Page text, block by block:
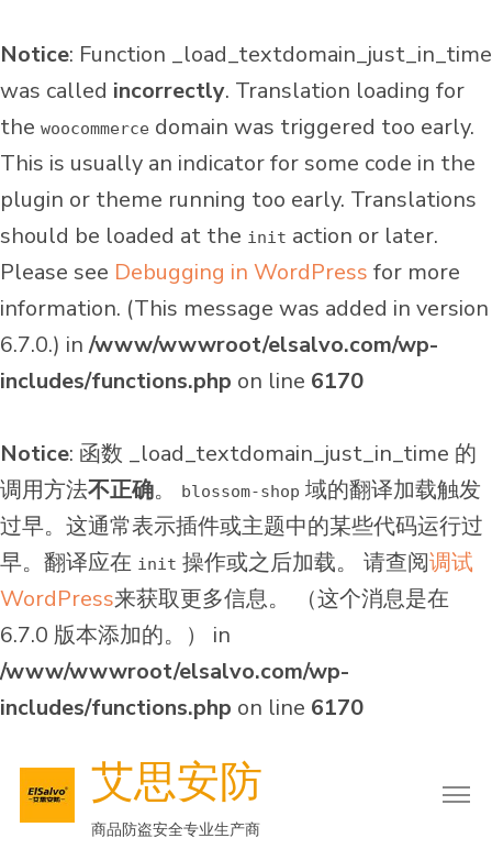
Notice: Function _load_textdomain_just_in_time
was called incorrectly. Translation loading for
the woocommerce domain was triggered too early.
This is usually an indicator for some code in the
plugin or theme running too early. Translations
should be loaded at the init action or later.
Please see Debugging in WordPress for more
information. (This message was added in version
6.7.0.) in/www/wwwroot/elsalvo.com/wp-
includes/functions.php on line 6170
Notice: 函数 _load_textdomain_just_in_time 的
调用方法不正确。 blossom-shop 域的翻译加载触发
过早。这通常表示插件或主题中的某些代码运行过
早。翻译应在 init 操作或之后加载。 请查阅调试
WordPress来获取更多信息。 （这个消息是在
6.7.0 版本添加的。） in
/www/wwwroot/elsalvo.com/wp-
includes/functions.php on line 6170
艾思安防
商品防盗安全专业生产商